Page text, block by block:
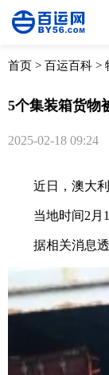
首页 > 百运百科 >
5个集装箱货物
2025-02-18 09:24
近日，澳大利
当地时间2月12
据相关消息透露